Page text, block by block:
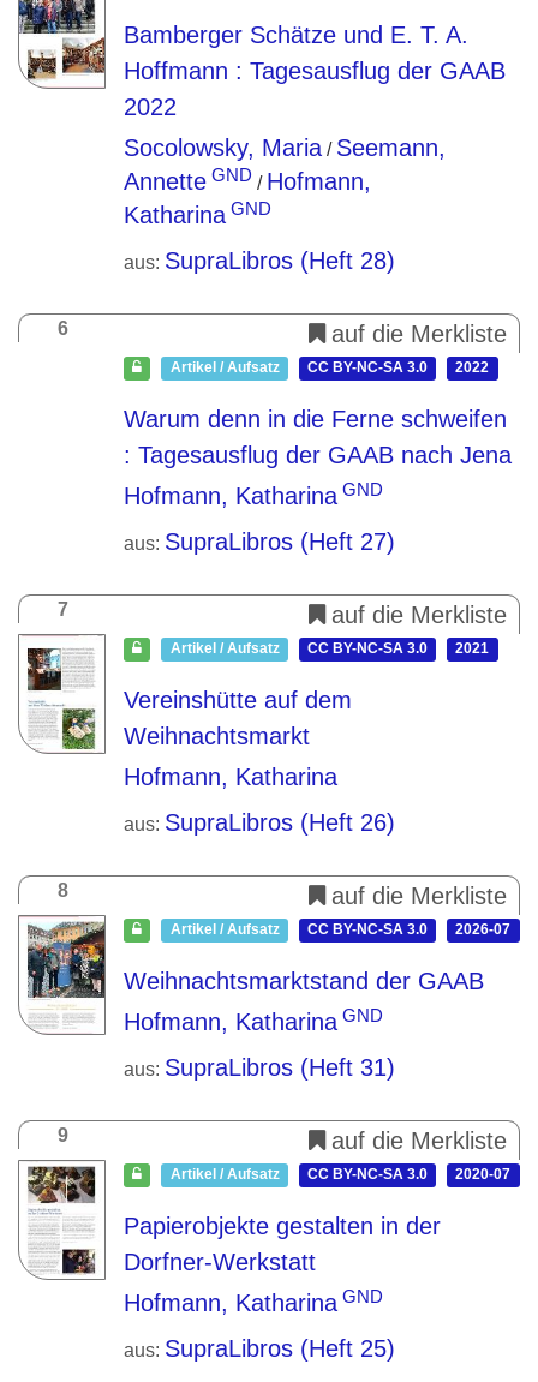
Bamberger Schätze und E. T. A.
Hoffmann : Tagesausflug der GAAB
2022
Socolowsky, Maria / Seemann,
Annette GND / Hofmann,
Katharina GND
aus: SupraLibros (Heft 28)
6 auf die Merkliste
Artikel / Aufsatz CC BY-NC-SA 3.0 2022
Warum denn in die Ferne schweifen
: Tagesausflug der GAAB nach Jena
Hofmann, Katharina GND
aus: SupraLibros (Heft 27)
7 auf die Merkliste
Artikel / Aufsatz CC BY-NC-SA 3.0 2021
Vereinshütte auf dem
Weihnachtsmarkt
Hofmann, Katharina
aus: SupraLibros (Heft 26)
8 auf die Merkliste
Artikel / Aufsatz CC BY-NC-SA 3.0 2026-07
Weihnachtsmarktstand der GAAB
Hofmann, Katharina GND
aus: SupraLibros (Heft 31)
9 auf die Merkliste
Artikel / Aufsatz CC BY-NC-SA 3.0 2020-07
Papierobjekte gestalten in der
Dorfner-Werkstatt
Hofmann, Katharina GND
aus: SupraLibros (Heft 25)